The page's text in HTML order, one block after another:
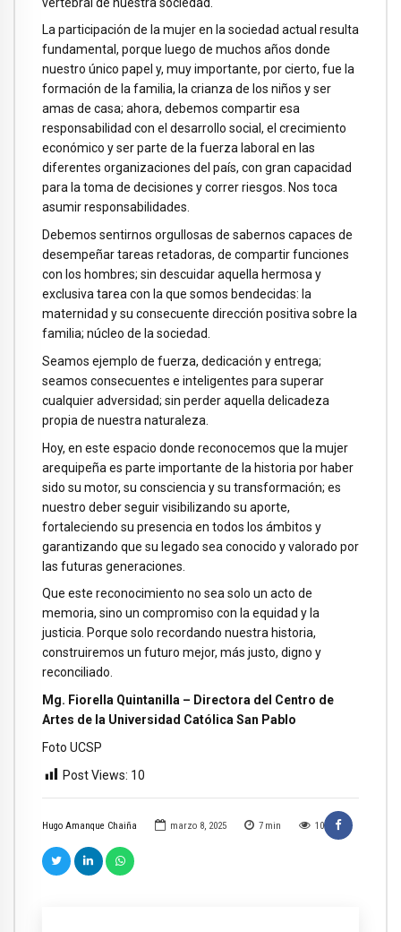
Hugo Amanque Chaiña marzo 8, 2025 7 min 10
La participación de la mujer en la sociedad actual resulta
fundamental, porque luego de muchos años donde
nuestro único papel y, muy importante, por cierto, fue la
formación de la familia, la crianza de los niños y ser
amas de casa; ahora, debemos compartir esa
responsabilidad con el desarrollo social, el crecimiento
económico y ser parte de la fuerza laboral en las
diferentes organizaciones del país, con gran capacidad
para la toma de decisiones y correr riesgos. Nos toca
asumir responsabilidades.
Debemos sentirnos orgullosas de sabernos capaces de
desempeñar tareas retadoras, de compartir funciones
con los hombres; sin descuidar aquella hermosa y
exclusiva tarea con la que somos bendecidas: la
maternidad y su consecuente dirección positiva sobre la
familia; núcleo de la sociedad.
Seamos ejemplo de fuerza, dedicación y entrega;
seamos consecuentes e inteligentes para superar
cualquier adversidad; sin perder aquella delicadeza
propia de nuestra naturaleza.
Hoy, en este espacio donde reconocemos que la mujer
arequipeña es parte importante de la historia por haber
sido su motor, su consciencia y su transformación; es
nuestro deber seguir visibilizando su aporte,
fortaleciendo su presencia en todos los ámbitos y
garantizando que su legado sea conocido y valorado por
las futuras generaciones.
Que este reconocimiento no sea solo un acto de
memoria, sino un compromiso con la equidad y la
justicia. Porque solo recordando nuestra historia,
construiremos un futuro mejor, más justo, digno y
reconciliado.
Mg. Fiorella Quintanilla – Directora del Centro de
Artes de la Universidad Católica San Pablo
Foto UCSP
Post Views: 10